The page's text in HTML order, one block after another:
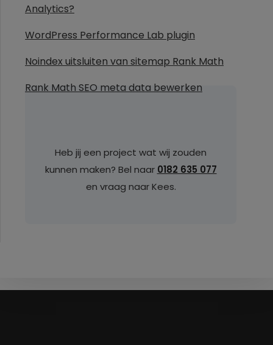
Analytics?
WordPress Performance Lab plugin
Noindex uitsluiten van sitemap Rank Math
Rank Math SEO meta data bewerken
Heb jij een project wat wij zouden
kunnen maken? Bel naar 0182 635 077
en vraag naar Kees.